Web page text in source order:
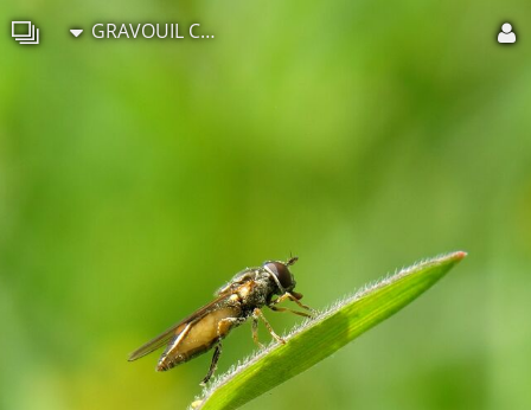
GRAVOUIL Christian